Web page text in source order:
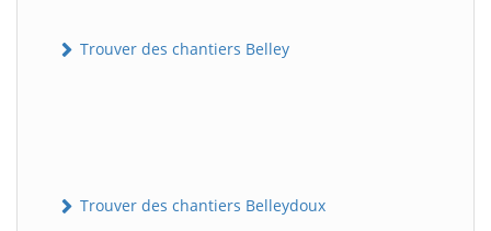
Trouver des chantiers Belley
Trouver des chantiers Belleydoux